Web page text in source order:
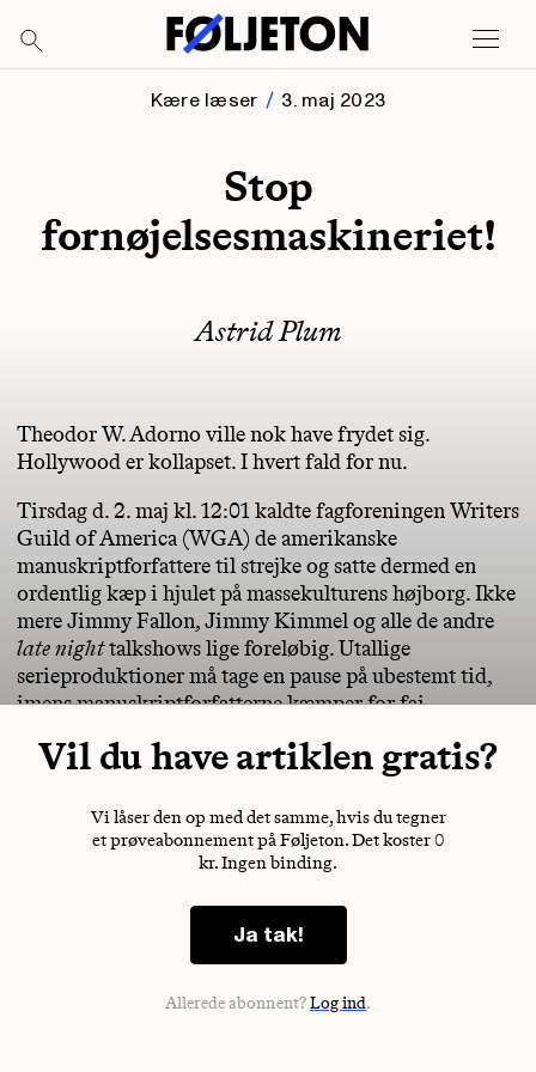
Kære læser 3. maj 2023
Stop
fornøjelsesmaskineriet!
Astrid Plum
Theodor W. Adorno ville nok have frydet sig.
Hollywood er kollapset. I hvert fald for nu.
Tirsdag d. 2. maj kl. 12:01 kaldte fagforeningen Writers
Guild of America (WGA) de amerikanske
manuskriptforfattere til strejke og satte dermed en
ordentlig kæp i hjulet på massekulturens højborg. Ikke
mere Jimmy Fallon, Jimmy Kimmel og alle de andre
late nighttalkshows lige foreløbig. Utallige
serieproduktioner må tage en pause på ubestemt tid,
imens manuskriptforfatterne kæmper for fai
Vil du have artiklen gratis?
Vi låser den op med det samme, hvis du tegner
et prøveabonnement på Føljeton. Det koster 0
kr. Ingen binding.
Ja tak!
Allerede abonnent?Log ind.